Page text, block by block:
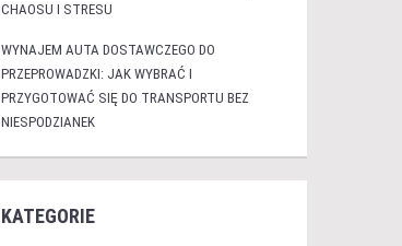
CHAOSU I STRESU
WYNAJEM AUTA DOSTAWCZEGO DO
PRZEPROWADZKI: JAK WYBRAĆ I
PRZYGOTOWAĆ SIĘ DO TRANSPORTU BEZ
NIESPODZIANEK
KATEGORIE